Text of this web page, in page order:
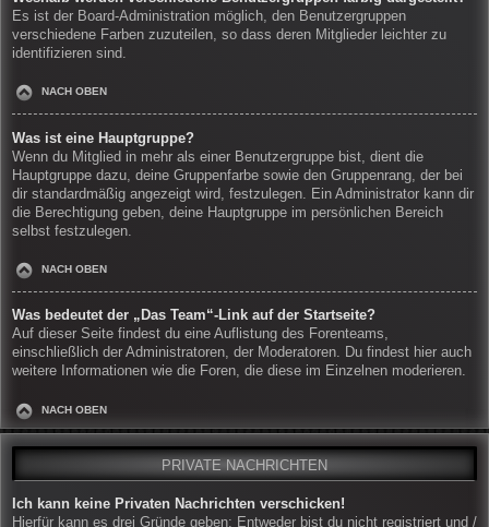
Es ist der Board-Administration möglich, den Benutzergruppen
verschiedene Farben zuzuteilen, so dass deren Mitglieder leichter zu
identifizieren sind.
NACH OBEN
Was ist eine Hauptgruppe?
Wenn du Mitglied in mehr als einer Benutzergruppe bist, dient die
Hauptgruppe dazu, deine Gruppenfarbe sowie den Gruppenrang, der bei
dir standardmäßig angezeigt wird, festzulegen. Ein Administrator kann dir
die Berechtigung geben, deine Hauptgruppe im persönlichen Bereich
selbst festzulegen.
NACH OBEN
Was bedeutet der „Das Team“-Link auf der Startseite?
Auf dieser Seite findest du eine Auflistung des Forenteams,
einschließlich der Administratoren, der Moderatoren. Du findest hier auch
weitere Informationen wie die Foren, die diese im Einzelnen moderieren.
NACH OBEN
PRIVATE NACHRICHTEN
Ich kann keine Privaten Nachrichten verschicken!
Hierfür kann es drei Gründe geben: Entweder bist du nicht registriert und /